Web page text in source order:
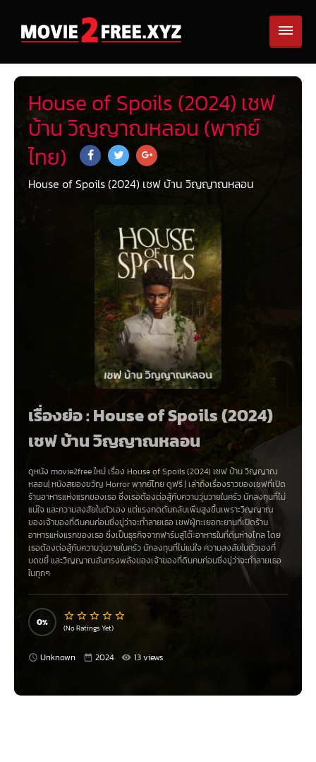
House of Spoils (2024) เชฟ
บ้าน วิญญาณหลอน (พากย์
ไทย)
House of Spoils (2024) เชฟ บ้าน วิญญาณหลอน
เรื่องย่อ : House of Spoils (2024)
เชฟ บ้าน วิญญาณหลอน
ดูหนัง movie2free ใหม่ เรื่อง House of Spoils (2024) เชฟ บ้าน วิญญาณ
หลอน|หนังสยองขวัญ Horrorพากย์ไทย ดูฟรี |เล่าถึงเรื่องราวของเชฟที่เปิด
ร้านอาหารแห่งแรกของเธอ ซึ่งเธอต้องต่อสู้กับความวุ่นวายในครัว นักลงทุนที่ไม่
แน่ใจ และความสงสัยในตัวเอง แต่แรงกดดันกลับเพิ่มสูงขึ้นเพราะวิญญาณ
ของเจ้าของที่ดินคนก่อนซึ่งขู่ว่าจะทำลายเธอ เชฟผู้ทะเยอทะยานที่เปิดร้าน
อาหารแห่งแรกของเธอ ซึ่งเป็นธุรกิจจากฟาร์มสู่โต๊ะอาหารในที่ดินห่างไกล โดย
เธอต้องต่อสู้กับความวุ่นวายในครัว นักลงทุนที่ไม่แน่ใจ ความสงสัยในตัวเองที่
บดขยี้ และวิญญาณอันทรงพลังของเจ้าของที่ดินคนก่อนซึ่งขู่ว่าจะทำลายเธอ
ในทุกๆ
0 (No Ratings Yet)
Unknown 2024 13 views